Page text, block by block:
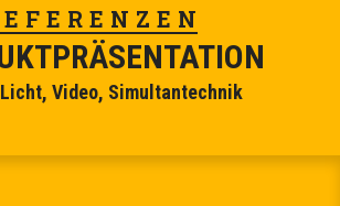
Video, Simultantechnik